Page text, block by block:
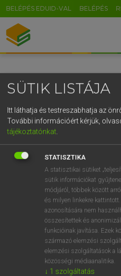
BELÉPÉS EDUID-VAL BELÉPÉS
SÜTIK LISTÁJA
Itt láthatja és testreszabhatja az
További információért kérjük,
tájékoztatónkat
STATISZTIKA
A statisztikai sütiket
sütik információkat
módjáról, többek között
és milyen linkekre
azonosítására nem
összesítettek és
funkcióinak javítása. Ezek
származó elemzési
elemzési szolgáltatások a
közösségi médiaanalitika.
↓ 1 szolgáltatás
GR
5
g h k l
v b n m ,